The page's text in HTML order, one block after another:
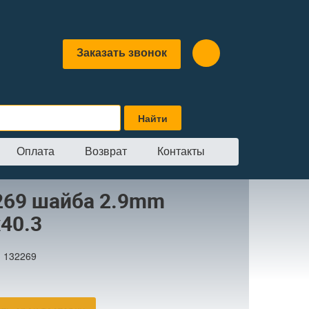
Заказать звонок
Оплата Возврат Контакты
x63x40.3
шайба 2.9mm
132269